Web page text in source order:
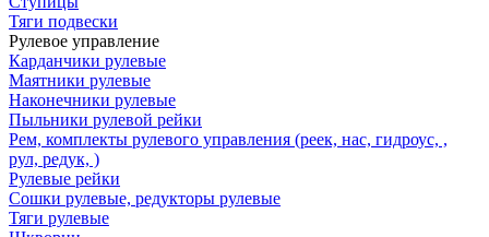
Тяги подвески
Рулевое управление
Карданчики рулевые
Маятники рулевые
Наконечники рулевые
Пыльники рулевой рейки
Рем, комплекты рулевого управления (реек, нас, гидроус, ,
рул, редук, )
Рулевые рейки
Сошки рулевые, редукторы рулевые
Тяги рулевые